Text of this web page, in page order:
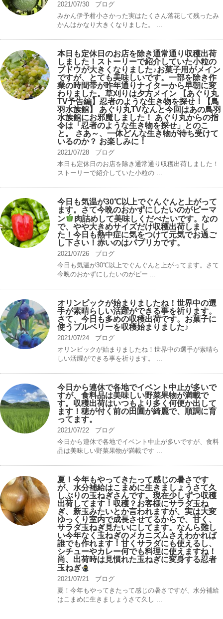
2021/07/30
ブログ
みかん伊予柑小さかった実はたくさん落花して残ったみ
かんはかなり大きくなりました。 ...
本日も定休日のお店を除き通常通り収穫出荷
しました！ストーリーで紹介していた小粒の
ブドウが大きくなりました♪お菓子用がメイン
ですが、とても美味しいです。一部を除き作
業の時間帯が昨年通りナイターから早朝に変
わりました。草刈りは夕方メイン 【あぐり丸
TV予告編】忍者のような生き物を探せ！【鳥
羽水族館】 あぐり丸TVなんと今回はあの鳥羽
水族館にお邪魔しました！ あぐり丸からの指
令は「忍者のような生き物を探せ」とのこ
と。 さあ～、一体どんな生き物が待ち受けて
いるのか？ お楽しみに！
2021/07/28
ブログ
本日も定休日のお店を除き通常通り収穫出荷しました！
ストーリーで紹介していた小粒の ...
今日も気温が30℃以上でぐんぐんと上がって
ます。さて今晩のおかずにしたいのがピーマ
ン
肉詰めして美味しくだべたいです。なの
で、やや大きめサイズだけ収穫出荷しまし
た！今日も熱中症に気をつけて元気でお過ご
し下さい！赤いのはパプリカです。
2021/07/26
ブログ
今日も気温が30℃以上でぐんぐんと上がってます。さて
今晩のおかずにしたいのがピー ...
オリンピックが始まりましたね！世界中の選
手が素晴らしい活躍ができる事を祈ります。
さて、今日も多めの収穫出荷です。お菓子に
使うブルベリーを収穫始まりました♪
2021/07/24
ブログ
オリンピックが始まりましたね！世界中の選手が素晴ら
しい活躍ができる事を祈ります。 ...
今日から連休で各地でイベント中止が多いで
すが、食料品は美味しい野菜果物が満載で
す。収穫出荷はいつもより多く何便か出して
ます！穂が付く前の田圃が綺麗で、順調に育
ってます。
2021/07/22
ブログ
今日から連休で各地でイベント中止が多いですが、食料
品は美味しい野菜果物が満載です ...
夏！今年もやってきたって感じの暑さです
が、水分補給はこまめに生きましょうさて久
しぶりの玉ねぎさんです。現在少しずつ収穫
出荷してます！収穫？お客様にサラダ玉ね
ぎ、新玉みたいとか言われますが、実は大変
ゆっくり室内で成長させてるからで、甘く、
サラダ玉ねぎ見たいにしてます。なんら難し
い今年なく玉ねぎのメカニズムさえわかれば
誰でも作れます！甘くサラダにも使えるし、
シチューやカレー何でも料理に使えますね！
尚、出荷時は見慣れた玉ねぎに変身する忍者
玉ねぎ
2021/07/21
ブログ
夏！今年もやってきたって感じの暑さですが、水分補給
はこまめに生きましょうさて久し ...